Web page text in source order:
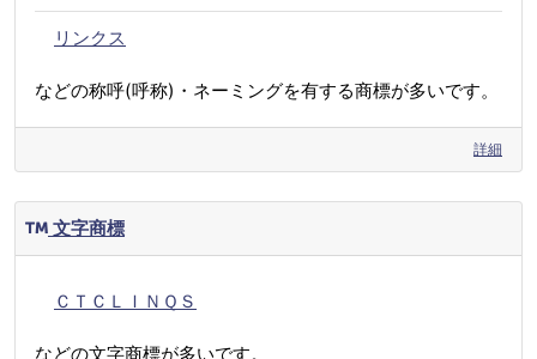
リンクス
などの称呼(呼称)・ネーミングを有する商標が多いです。
詳細
文字商標
ＣＴＣＬＩＮＱＳ
などの文字商標が多いです。